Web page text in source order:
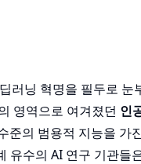
러닝 혁명을 필두로
영역으로 여겨졌던 인
준의 범용적 지능을
유수의 AI 연구 기관들